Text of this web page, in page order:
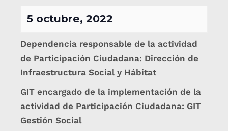
5 octubre, 2022
Dependencia responsable de la actividad
de Participación Ciudadana: Dirección de
Infraestructura Social y Hábitat
GIT encargado de la implementación de la
actividad de Participación Ciudadana: GIT
Gestión Social